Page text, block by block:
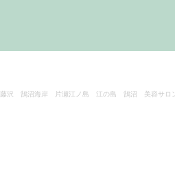
藤沢 鵠沼海岸 片瀬江ノ島 江の島 鵠沼 美容サロ